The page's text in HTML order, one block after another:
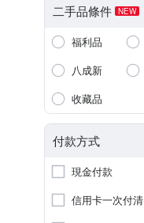
二手品條件 NEW
福利品
八成新
收藏品
付款方式
現金付款
信用卡一次付清